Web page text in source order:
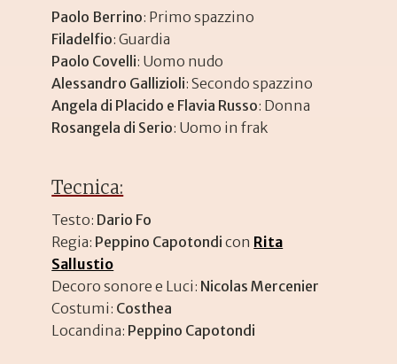
Paolo Berrino: Primo spazzino
Filadelfio: Guardia
Paolo Covelli: Uomo nudo
Alessandro Gallizioli: Secondo spazzino
Angela di Placido e Flavia Russo: Donna
Rosangela di Serio: Uomo in frak
Tecnica:
Testo: Dario Fo
Regia: Peppino Capotondi con Rita
Sallustio
Decoro sonore e Luci: Nicolas Mercenier
Costumi: Costhea
Locandina: Peppino Capotondi